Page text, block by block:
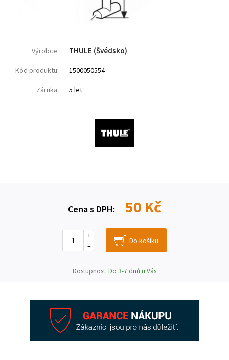
Výrobce: THULE (Švédsko)
Kód produktu: 1500050554
Záruka: 5 let
Cena s DPH: 50 Kč
–
+
Dostupnost: Do 3-7 dnů u Vás